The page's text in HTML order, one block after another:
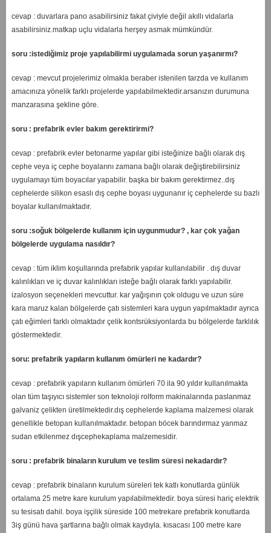
cevap : duvarlara pano asabilirsiniz fakat çiviyle değil akıllı vidalarla
asabilirsiniz.matkap uçlu vidalarla herşey asmak mümkündür.
soru :istediğimiz proje yapılabilirmi uygulamada sorun yaşanırmı?
cevap : mevcut projelerimiz olmakla beraber istenilen tarzda ve kullanım
amacınıza yönelik farklı projelerde yapılabilmektedir.arsanızın durumuna
manzarasına şekline göre.
soru : prefabrik evler bakım gerektirirmi?
cevap : prefabrik evler betonarme yapılar gibi isteğinize bağlı olarak dış
cephe veya iç cephe boyalarını zamana bağlı olarak değiştirebilirsiniz
uygulamayı tüm boyacılar yapabilir. başka bir bakım gerektirmez..dış
cephelerde silikon esaslı dış cephe boyası uygunanır iç cephelerde su bazlı
boyalar kullanılmaktadır.
soru :soğuk bölgelerde kullanım için uygunmudur? , kar çok yağan
bölgelerde uygulama nasıldır?
cevap : tüm iklim koşullarında prefabrik yapılar kullanılabilir . dış duvar
kalınlıkları ve iç duvar kalınlıkları isteğe bağlı olarak farklı yapılabilir.
izalosyon seçenekleri mevcuttur. kar yağışının çok oldugu ve uzun süre
kara maruz kalan bölgelerde çatı sistemleri kara uygun yapılmaktadır ayrıca
çatı eğimleri farklı olmaktadır çelik kontsrüksiyonlarda bu bölgelerde farklılık
göstermektedir.
soru: prefabrik yapıların kullanım ömürleri ne kadardır?
cevap : prefabrik yapıların kullanım ömürleri 70 ila 90 yıldır kullanılmakta
olan tüm taşıyıcı sistemler son teknoloji rolform makinalarında paslanmaz
galvaniz çelikten üretilmektedir.dış cephelerde kaplama malzemesi olarak
genellikle betopan kullanılmaktadır. betopan böcek barındırmaz yanmaz
sudan etkilenmez dışcephekaplama malzemesidir.
soru : prefabrik binaların kurulum ve teslim süresi nekadardır?
cevap : prefabrik binaların kurulum süreleri tek katlı konutlarda günlük
ortalama 25 metre kare kurulum yapılabilmektedir. boya süresi hariç elektrik
su tesisatı dahil. boya işçilik süreside 100 metrekare prefabrik konutlarda
3iş günü hava şartlarına bağlı olmak kaydıyla. kısacası 100 metre kare